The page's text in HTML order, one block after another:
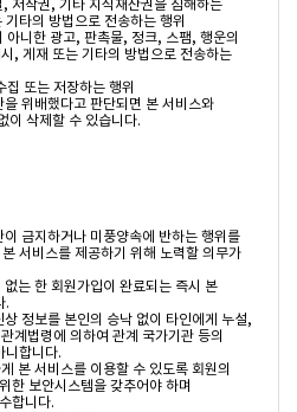
타의 방법으로 전송하는 행위
, 게재 또는 기타의 방법으로 전송하는
위배했다고 판단되면 본 서비스와
이 삭제할 수 있습니다.
금지하거나 미풍양속에 반하는 행위를
서비스를 제공하기 위해 노력할 의무가
는 한 회원가입이 완료되는 즉시 본
.
정보를 본인의 승낙 없이 타인에게 누설,
계법령에 의하여 관계 국가기관 등의
니합니다.
본 서비스를 이용할 수 있도록 회원의
한 보안시스템을 갖추어야 하며
합니다.